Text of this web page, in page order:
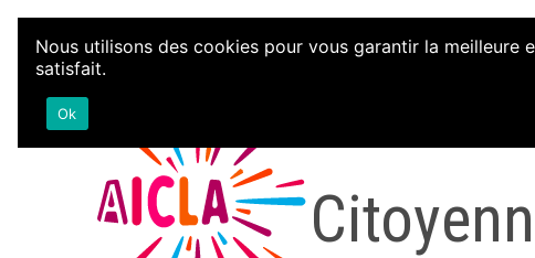
Aller au contenu
Nous utilisons des cookies pour vous garantir la meilleure
satisfait.
Ok